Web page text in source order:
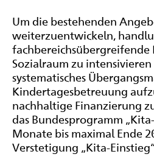
Um die bestehenden
weiterzuentwickeln,
Sozialraum zu
systematisches
Kindertagesbetreuung
nachhaltige Finanzierung
das Bundesprogramm
Monate bis maximal Ende
Verstetigung „Kita-